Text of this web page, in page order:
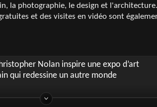
la photographie, le design et
et des visites en vidéo sont
Nolan inspire une expo d’art
qui redessine un autre monde